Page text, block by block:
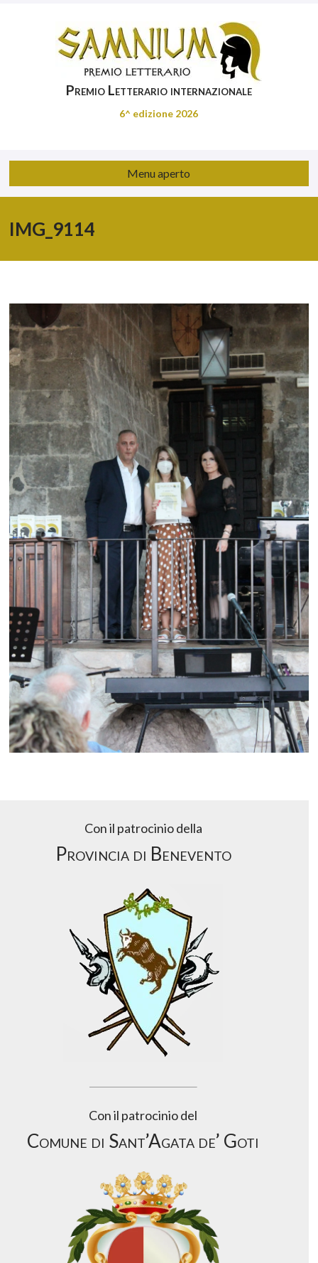
Premio Letterario internazionale
6^ edizione 2026
Menu aperto
IMG_9114
Con il patrocinio della
Provincia di Benevento
Con il patrocinio del
Comune di Sant’Agata de’ Goti